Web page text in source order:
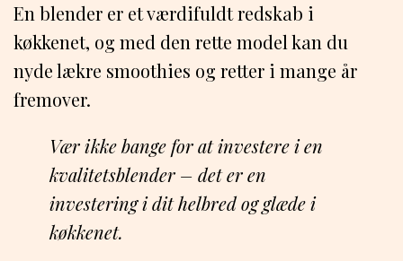
En blender er et værdifuldt redskab i
køkkenet, og med den rette model kan du
nyde lækre smoothies og retter i mange år
fremover.
Vær ikke bange for at investere i en
kvalitetsblender – det er en
investering i dit helbred og glæde i
køkkenet.